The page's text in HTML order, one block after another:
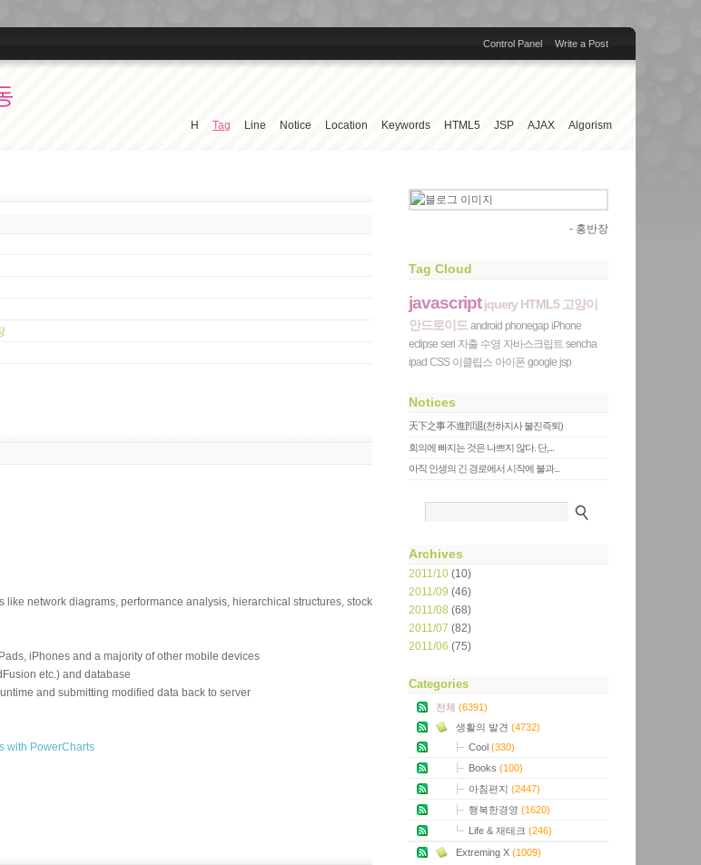
Control Panel Write a Post
H Tag Line Notice Location Keywords HTML5 JSP AJAX Algorism
network diagrams, performance analysis, hierarchical structures, stock
iPhones and a majority of other mobile devices
etc.) and database
and submitting modified data back to server
with PowerCharts
- 홍반장
Tag Cloud
javascript jquery HTML5 고양이
안드로이드 android phonegap iPhone
eclipse seri 자출 수영 자바스크립트 sencha
ipad CSS 이클립스 아이폰 google jsp
Notices
天下之事 不進卽退(천하지사 불진즉퇴)
회의에 빠지는 것은 나쁘지 않다. 단,...
아직 인생의 긴 경로에서 시작에 불과...
Archives
2011/10 (10)
2011/09 (46)
2011/08 (68)
2011/07 (82)
2011/06 (75)
Categories
전체 (6391)
생활의 발견 (4732)
Cool (330)
Books (100)
아침편지 (2447)
행복한경영 (1620)
Life & 재테크 (246)
Extreming X (1009)